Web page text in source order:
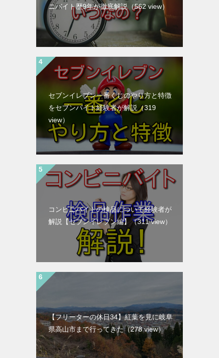
ニバイト歴9年が徹底解説 （562 view）
セブンイレブン一番くじのやり方と特徴
をセブンバイト経験者が解説 （319
view）
コンビニバイトの検品について経験者が
解説【セブンイレブン編】
（311 view）
【フリーターの休日34】紅葉を見に岐阜
県高山市まで行ってきた（278 view）